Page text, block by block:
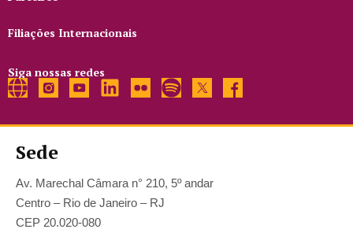
Filiações Internacionais
Siga nossas redes
Sede
Av. Marechal Câmara n° 210, 5º andar
Centro – Rio de Janeiro – RJ
CEP 20.020-080